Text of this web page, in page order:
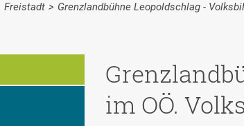
Freistadt > Grenzlandbühne Leopoldschlag -
im OÖ.